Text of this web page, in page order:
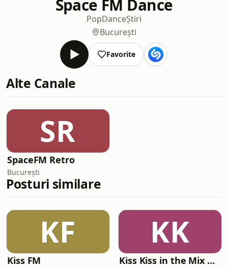
Space FM Dance
PopDanceȘtiri
București
Favorite
Alte Canale
SR
SpaceFM Retro
București
Posturi similare
KF
Kiss FM
KK
Kiss Kiss in the Mix Radio